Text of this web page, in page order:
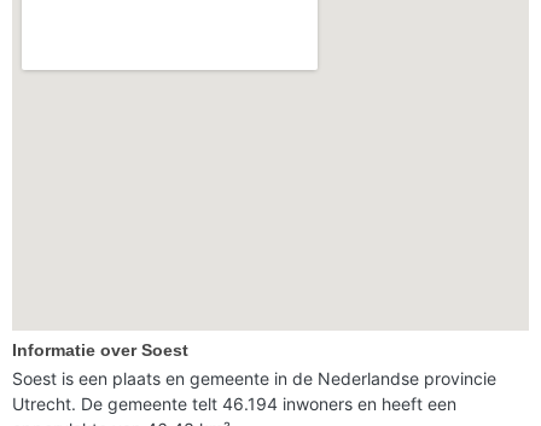
Informatie over Soest
Soest is een plaats en gemeente in de Nederlandse provincie
Utrecht. De gemeente telt 46.194 inwoners en heeft een